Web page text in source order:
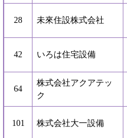
28 未來住設株式会社
42 いろは住宅設備
64
株式会社アクアテッ
ク
101 株式会社大一設備